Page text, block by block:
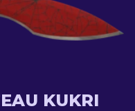
KUKRI